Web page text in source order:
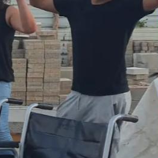
תיקון כיסאות